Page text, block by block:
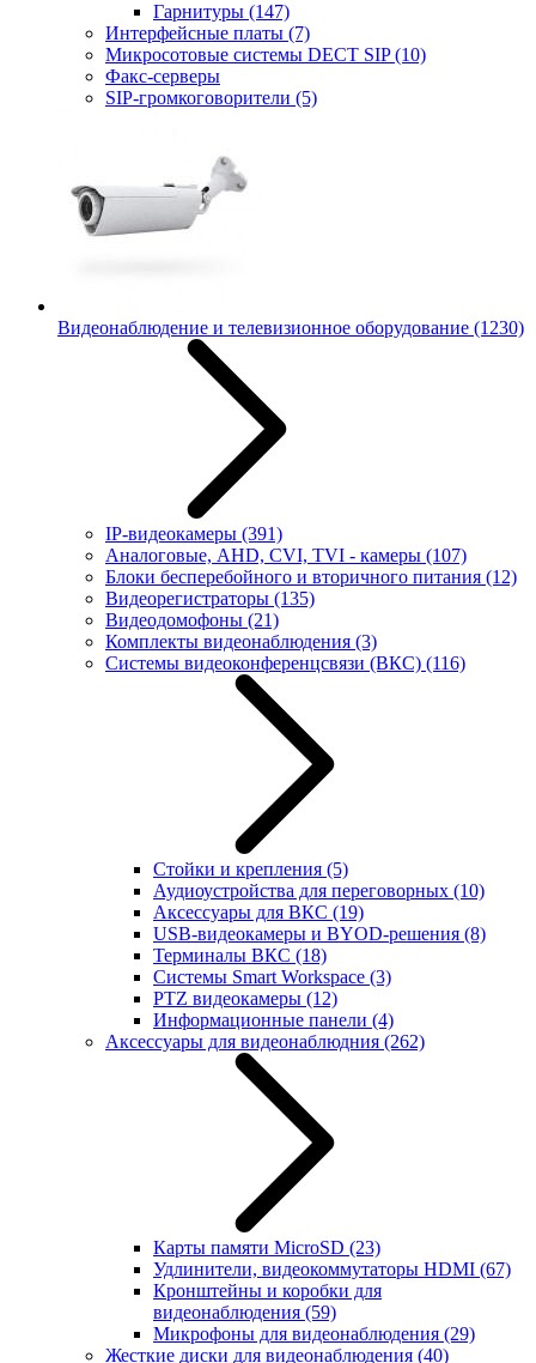
Гарнитуры (147)
Интерфейсные платы (7)
Микросотовые системы DECT SIP(10)
Факс-серверы
SIP-громкоговорители (5)
Видеонаблюдение и телевизионное оборудование (1230)
IP-видеокамеры (391)
Аналоговые, AHD, CVI, TVI - камеры (107)
Блоки бесперебойного и вторичного питания (12)
Видеорегистраторы (135)
Видеодомофоны (21)
Комплекты видеонаблюдения (3)
Системы видеоконференцсвязи (ВКС) (116)
Стойки и крепления (5)
Аудиоустройства для переговорных (10)
Аксессуары для ВКС (19)
USB-видеокамеры и BYOD-решения (8)
Терминалы ВКС (18)
Системы Smart Workspace (3)
PTZ видеокамеры (12)
Информационные панели (4)
Аксессуары для видеонаблюдния (262)
Карты памяти MicroSD (23)
Удлинители, видеокоммутаторы HDMI (67)
Кронштейны и коробки для
видеонаблюдения (59)
Микрофоны для видеонаблюдения (29)
Жесткие диски для видеонаблюдения (40)